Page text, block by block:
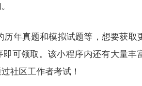
年真题和模拟试题等，想要获取
即可领取。该小程序内还有大量丰
社区工作者考试！